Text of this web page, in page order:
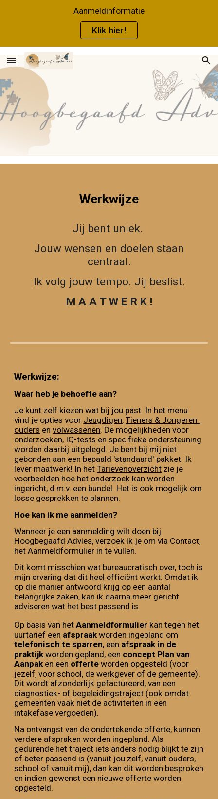
Aanmeldinformatie
Klik hier!
Werkwijze
Jij bent uniek.
Jouw wensen en doelen staan
centraal.
Ik volg jouw tempo. Jij beslist.
M A A T W E R K !
Werkwijze:
Waar heb je behoefte aan?
Je kunt zelf kiezen wat bij jou past. In het menu
vind je opties voor Jeugdigen,Tieners & Jongeren ,
ouders envolwassenen. De mogelijkheden voor
onderzoeken, IQ-tests en specifieke ondersteuning
worden daarbij uitgelegd. Je bent bij mij niet
gebonden aan een bepaald 'standaard' pakket. Ik
lever maatwerk! In hetTarievenoverzicht zie je
voorbeelden hoe het onderzoek kan worden
ingericht, d.m.v. een bundel. Het is ook mogelijk om
losse gesprekken te plannen.
Hoe kan ik me aanmelden?
Wanneer je een aanmelding wilt doen bij
Hoogbegaafd Advies, verzoek ik je om via Contact,
het Aanmeldformulier in te vullen.
Dit komt misschien wat bureaucratisch over, toch is
mijn ervaring dat dit heel efficiënt werkt. Omdat ik
op die manier antwoord krijg op een aantal
belangrijke zaken, kan ik daarna meer gericht
adviseren wat het best passend is.
Op basis van het Aanmeldformulier kan tegen het
uurtarief een afspraakworden ingepland om
telefonisch te sparren, een afspraak in de
praktijkworden gepland, een concept Plan van
Aanpak en een offerte worden opgesteld (voor
jezelf, voor school, de werkgever of de gemeente).
Dit wordt afzonderlijk gefactureerd, van een
diagnostiek- of begeleidingstraject (ook omdat
gemeenten vaak niet de activiteiten in een
intakefase vergoeden).
Na ontvangst van de ondertekende offerte, kunnen
verdere afspraken worden ingepland. Als
gedurende het traject iets anders nodig blijkt te zijn
of beter passend is (vanuit jou zelf, vanuit ouders,
school of vanuit mij), dan kan dit worden besproken
en indien gewenst een nieuwe offerte worden
opgesteld.